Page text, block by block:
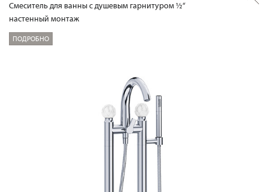
Смеситель для ванны с душевым гарнитуром ½“
настенный монтаж
ПОДРОБНО